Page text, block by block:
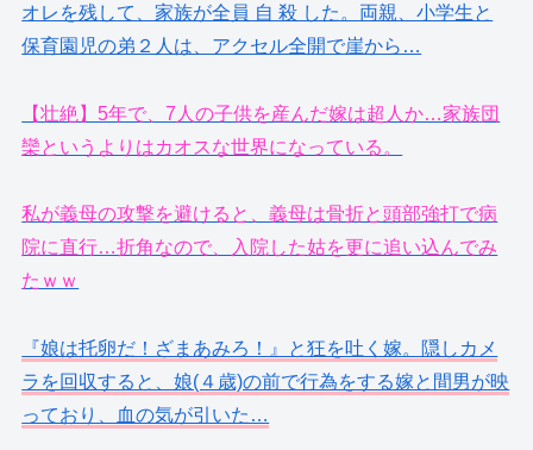
オレを残して、家族が全員 自 殺 した。両親、小学生と
保育園児の弟２人は、アクセル全開で崖から…
【壮絶】5年で、7人の子供を産んだ嫁は超人か…家族団
欒というよりはカオスな世界になっている。
私が義母の攻撃を避けると、義母は骨折と頭部強打で病
院に直行…折角なので、入院した姑を更に追い込んでみ
たｗｗ
『娘は托卵だ！ざまあみろ！』と狂を吐く嫁。隠しカメ
ラを回収すると、娘(４歳)の前で行為をする嫁と間男が映
っており、血の気が引いた…